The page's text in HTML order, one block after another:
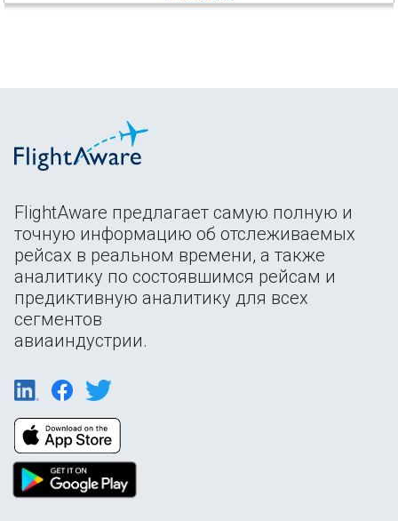
FlightAware предлагает самую полную и
точную информацию об отслеживаемых
рейсах в реальном времени, а также
аналитику по состоявшимся рейсам и
предиктивную аналитику для всех
сегментов
авиаиндустрии.